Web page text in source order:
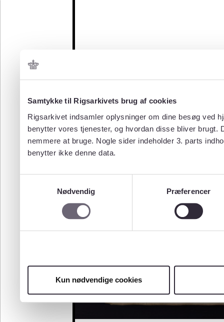
Samtykke til Rigsarkivets brug af cookies
Rigsarkivet indsamler oplysninger om dine besøg ved
benytter vores tjenester, og hvordan disse bliver
nemmere at bruge. Nogle sider indeholder 3. parts
benytter ikke denne data.
Nødvendig
Præferencer
Kun nødvendige cookies